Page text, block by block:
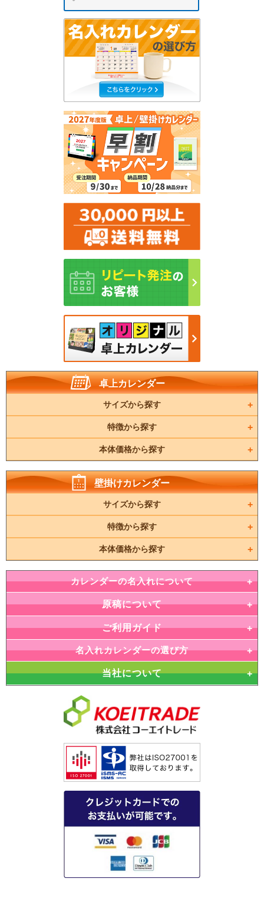
卓上カレンダー
サイズから探す
特徴から探す
本体価格から探す
壁掛けカレンダー
サイズから探す
特徴から探す
本体価格から探す
カレンダーの名入れについて
原稿について
ご利用ガイド
名入れカレンダーの選び方
当社について